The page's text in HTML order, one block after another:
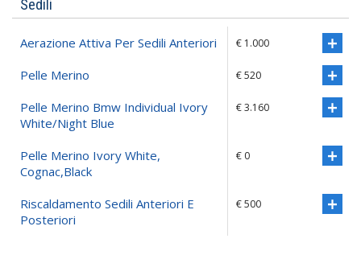
Sedili
Aerazione Attiva Per Sedili Anteriori € 1.000
Pelle Merino € 520
Pelle Merino Bmw Individual Ivory
White/night Blue
€ 3.160
Pelle Merino Ivory White,
Cognac,black
€ 0
Riscaldamento Sedili Anteriori E
Posteriori
€ 500